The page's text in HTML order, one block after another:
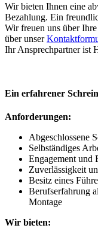
Wir bieten Ihnen eine
Bezahlung. Ein
Wir freuen uns über
über unser
Ihr Ansprechpartner ist
Ein erfahrener
Anforderungen:
Abgeschlossene
Selbständiges
Engagement und
Zuverlässigkeit
Besitz eines
Berufserfahrung
Montage
Wir bieten: